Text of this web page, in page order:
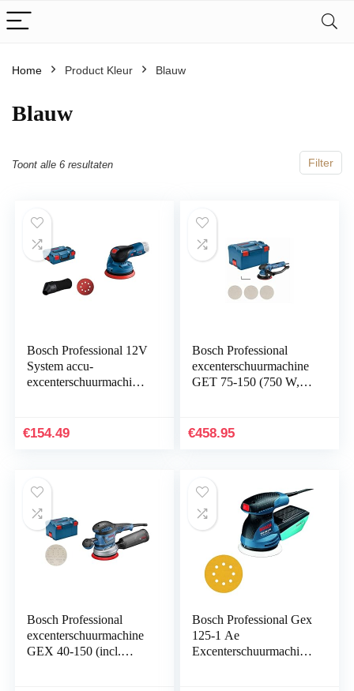
Home Product Kleur ‎Blauw
‎Blauw
Filter
Toont alle 6 resultaten
Bosch Professional 12V
System accu-
excenterschuurmachine
1x schuurpapier…
€154.49
Bosch Professional
excenterschuurmachine
GET 75-150 (750 W,
€458.95
Bosch Professional
excenterschuurmachine
GEX 40-150 (incl.
Bosch Professional Gex
125-1 Ae
Excenterschuurmachine,